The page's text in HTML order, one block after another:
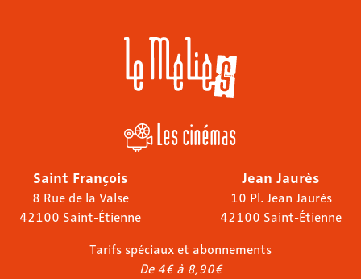
Les cinémas
Saint François
8 Rue de la Valse
42100 Saint-Étienne
Jean Jaurès
10 Pl. Jean Jaurès
42100 Saint-Étienne
Tarifs spéciaux et abonnements
De 4€ à 8,90€